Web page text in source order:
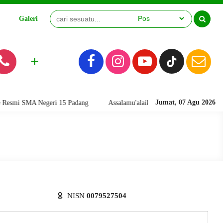
Galeri Video
+
Jumat, 07 Agu 2026
SMA Negeri 15 Padang Assalamu'alaikum warahmatullahi
NISN 0079527504